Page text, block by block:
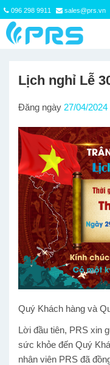
096 298 9911 sales@prs.vn
Lịch nghỉ Lễ
Đăng ngày 27/04/2024
Quý Khách hàng và
Lời đầu tiên, PRS xin
sức khỏe đến Quý
nhân viên PRS đã